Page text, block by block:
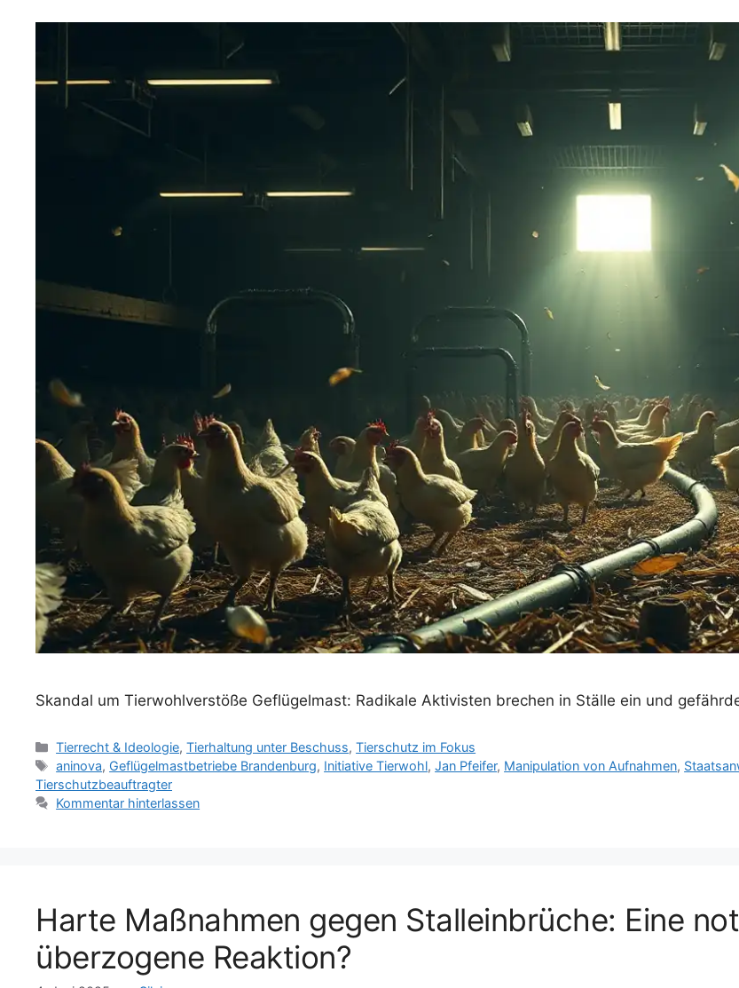
Skandal um Tierwohlverstöße Geflügelmast: Radikale Aktivisten brechen in Ställe ein und
K
a
t
e
n
Tierrecht & Ideologie,Tierhaltung unter Beschuss,Tierschutz im Fokus
S
c
h
r
t
e
r
aninova, Geflügelmastbetriebe Brandenburg, Initiative Tierwohl,Jan Pfeifer, Manipulation von Aufnahmen,
Tierschutzbeauftragter
Kommentar hinterlassen
Harte Maßnahmen gegen Stalleinbrüche: Eine
überzogene Reaktion?